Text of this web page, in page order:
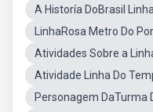
A Historía DoBrasil
LinhaRosa Metro Do
Atividades Sobre a
Atividade Linha Do
Personagem DaTurma